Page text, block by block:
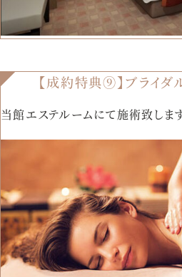
【成約特典⑨】ブライダ
当館エステルームにて施術致しま